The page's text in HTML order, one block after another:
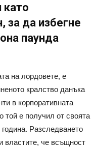
като
за да избегне
паунда
на лордовете, е
кралство данъка
в корпоративната
той е получил от своята
Разследването
властите, че всъщност